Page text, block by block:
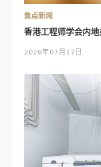
焦点新闻
香港工程师学会内
2026年07月17日